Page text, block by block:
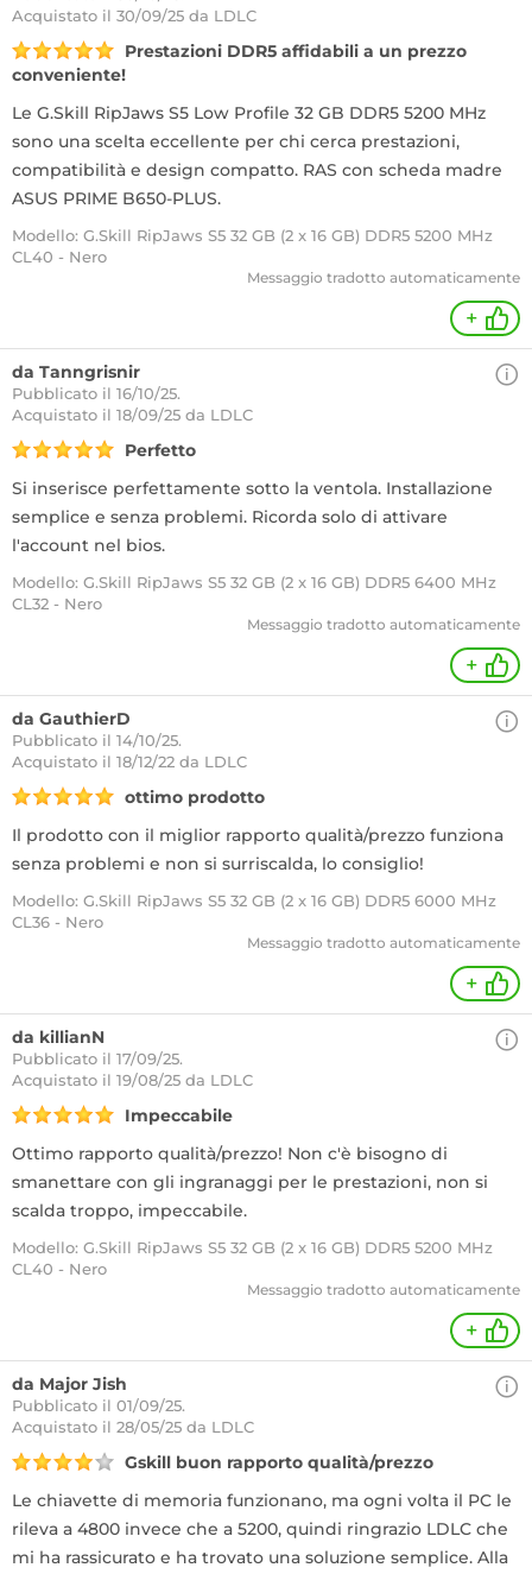
Acquistato il 30/09/25 da LDLC
Prestazioni DDR5 affidabili a un prezzo
conveniente!
Le G.Skill RipJaws S5 Low Profile 32 GB DDR5 5200 MHz
sono una scelta eccellente per chi cerca prestazioni,
compatibilità e design compatto. RAS con scheda madre
ASUS PRIME B650-PLUS.
Modello: G.Skill RipJaws S5 32 GB (2 x 16 GB) DDR5 5200 MHz
CL40 - Nero
Messaggio tradotto automaticamente
+
da Tanngrisnir
Pubblicato il 16/10/25.
Acquistato il 18/09/25 da LDLC
Perfetto
Si inserisce perfettamente sotto la ventola. Installazione
semplice e senza problemi. Ricorda solo di attivare
l'account nel bios.
Modello: G.Skill RipJaws S5 32 GB (2 x 16 GB) DDR5 6400 MHz
CL32 - Nero
Messaggio tradotto automaticamente
+
da GauthierD
Pubblicato il 14/10/25.
Acquistato il 18/12/22 da LDLC
ottimo prodotto
Il prodotto con il miglior rapporto qualità/prezzo funziona
senza problemi e non si surriscalda, lo consiglio!
Modello: G.Skill RipJaws S5 32 GB (2 x 16 GB) DDR5 6000 MHz
CL36 - Nero
Messaggio tradotto automaticamente
+
da killianN
Pubblicato il 17/09/25.
Acquistato il 19/08/25 da LDLC
Impeccabile
Ottimo rapporto qualità/prezzo! Non c'è bisogno di
smanettare con gli ingranaggi per le prestazioni, non si
scalda troppo, impeccabile.
Modello: G.Skill RipJaws S5 32 GB (2 x 16 GB) DDR5 5200 MHz
CL40 - Nero
Messaggio tradotto automaticamente
+
da Major Jish
Pubblicato il 01/09/25.
Acquistato il 28/05/25 da LDLC
Gskill buon rapporto qualità/prezzo
Le chiavette di memoria funzionano, ma ogni volta il PC le
rileva a 4800 invece che a 5200, quindi ringrazio LDLC che
mi ha rassicurato e ha trovato una soluzione semplice. Alla